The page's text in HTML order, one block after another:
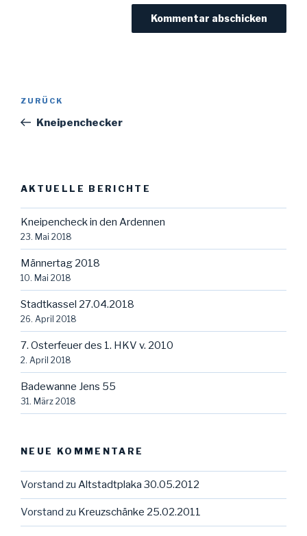
Beitragsnavigation
Vorheriger
Beitrag
ZURÜCK
Kneipenchecker
AKTUELLE BERICHTE
Kneipencheck in den Ardennen
23. Mai 2018
Männertag 2018
10. Mai 2018
Stadtkassel 27.04.2018
26. April 2018
7. Osterfeuer des 1. HKV v. 2010
2. April 2018
Badewanne Jens 55
31. März 2018
NEUE KOMMENTARE
Vorstand zu Altstadtplaka 30.05.2012
Vorstand zu Kreuzschänke 25.02.2011